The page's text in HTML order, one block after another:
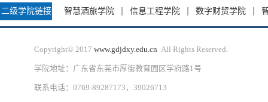
二级学院链接 智慧酒旅学院 信息工程学院 数字财贸学院
Copyright© 2017 www.gdjdxy.edu.cn All Rights Reserved.
学院地址：广东省东莞市厚街教育园区学府路1号
联系电话：0769-89287173，39026713